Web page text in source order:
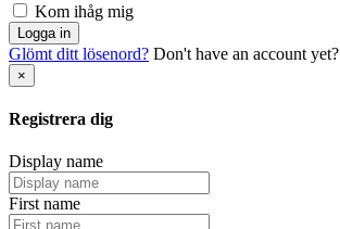
Kom ihåg mig
Logga in
Glömt ditt lösenord? Don't have an account yet?
×
Registrera dig
Display name
First name